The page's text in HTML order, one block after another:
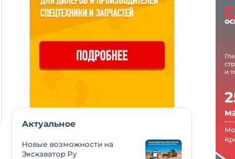
Актуальное
Новые возможности на
Экскаватор Ру